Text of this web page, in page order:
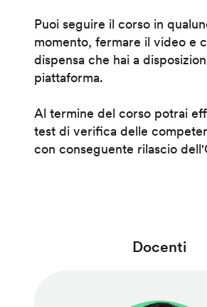
Puoi seguire il corso in
momento, fermare il video e
dispensa che hai a
piattaforma.
Al termine del corso potrai
test di verifica delle
con conseguente rilascio
Docenti